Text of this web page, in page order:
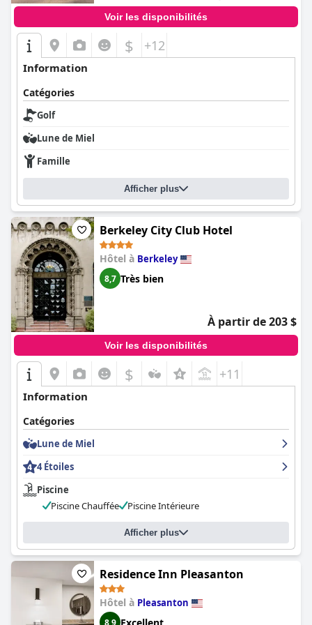
Voir les disponibilités
$ +12
Information
Catégories
Golf
Lune de Miel
Famille
Afficher plus
Berkeley City Club Hotel
Hôtel à Berkeley
8,7 Très bien
À partir de 203 $
Voir les disponibilités
$ +11
Information
Catégories
Lune de Miel
4 Étoiles
Piscine
Piscine Chauffée
Piscine Intérieure
Afficher plus
Residence Inn Pleasanton
Hôtel à Pleasanton
8,9 Excellent